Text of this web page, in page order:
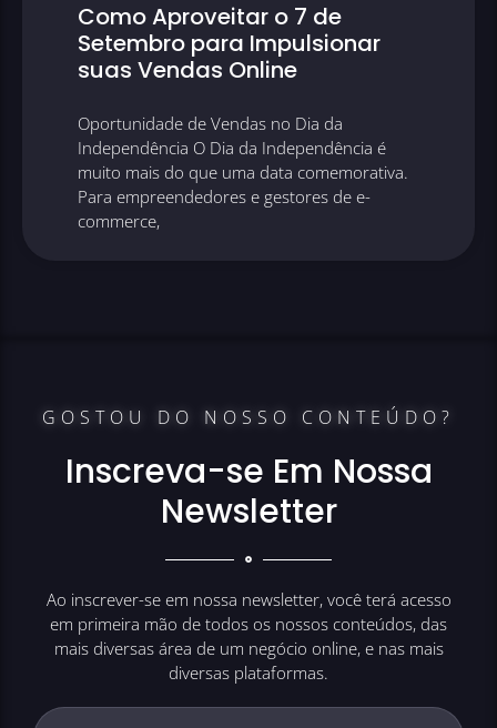
Como Aproveitar o 7 de
Setembro para Impulsionar
suas Vendas Online
Oportunidade de Vendas no Dia da
Independência O Dia da Independência é
muito mais do que uma data comemorativa.
Para empreendedores e gestores de e-
commerce,
GOSTOU DO NOSSO CONTEÚDO?
Inscreva-se Em Nossa
Newsletter
Ao inscrever-se em nossa newsletter, você terá acesso
em primeira mão de todos os nossos conteúdos, das
mais diversas área de um negócio online, e nas mais
diversas plataformas.